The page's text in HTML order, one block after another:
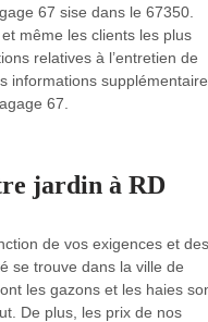
67 sise dans le 67350.
même les clients les plus
relatives à l’entretien de
informations
67.
jardin à RD
de vos exigences et des
se trouve dans la ville de
les gazons et les haies
De plus, les prix de nos